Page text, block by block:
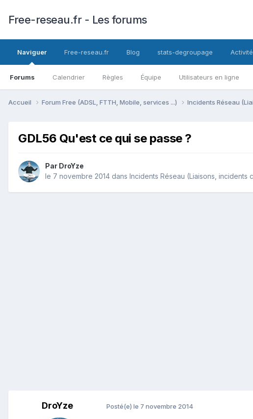
Free-reseau.fr - Les forums
Naviguer
Forums Calendrier Règles Équipe Utilisateurs en ligne
Free-reseau.fr Blog stats-degroupage Activité
Accueil Forum Free (ADSL, FTTH, Mobile, services ...) Incidents Réseau
GDL56 Qu'est ce qui se passe ?
Par DroYze
le 7 novembre 2014 dans Incidents Réseau (Liaisons, incidents
DroYze Posté(e) le 7 novembre 2014